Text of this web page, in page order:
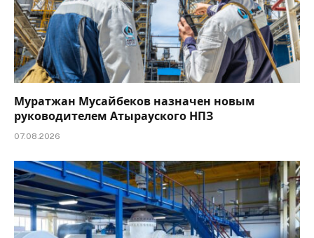
Муратжан Мусайбеков назначен новым
руководителем Атырауского НПЗ
07.08.2026